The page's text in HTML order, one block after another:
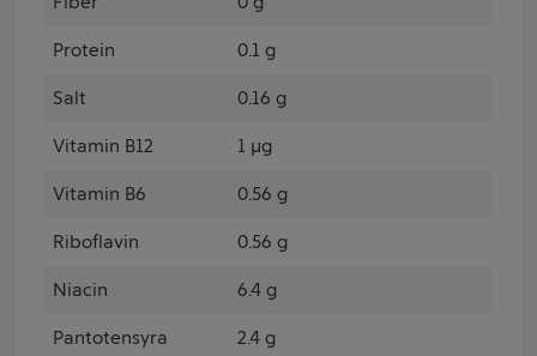
Protein 0.1 g
Salt 0.16 g
Vitamin B12 1 µg
Vitamin B6 0.56 g
Riboflavin 0.56 g
Niacin 6.4 g
Pantotensyra 2.4 g